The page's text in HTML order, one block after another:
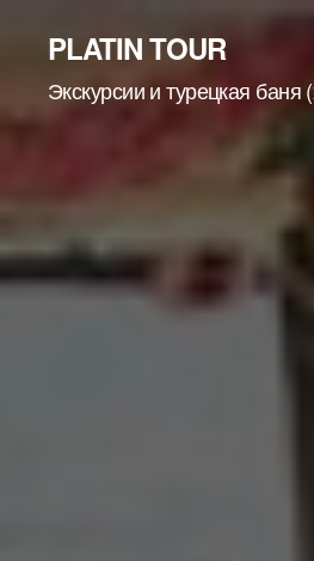
PLATIN TOUR
Экскурсии и турецкая